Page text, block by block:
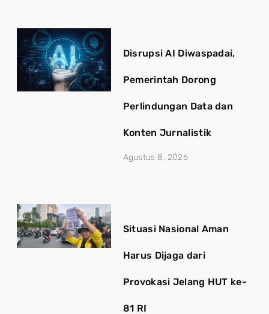
Disrupsi AI Diwaspadai,
Pemerintah Dorong
Perlindungan Data dan
Konten Jurnalistik
Agustus 8, 2026
Situasi Nasional Aman
Harus Dijaga dari
Provokasi Jelang HUT ke-
81 RI